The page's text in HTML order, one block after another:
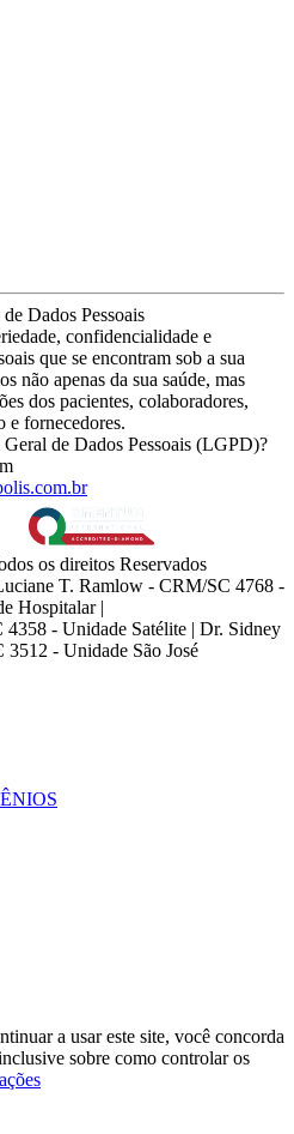
Dados Pessoais
confidencialidade e
que se encontram sob a sua
não apenas da sua saúde, mas
dos pacientes, colaboradores,
e fornecedores.
de Dados Pessoais (LGPD)?
os direitos Reservados
T. Ramlow - CRM/SC 4768 -
Hospitalar |
- Unidade Satélite | Dr. Sidney
- Unidade São José
a usar este site, você concorda
sobre como controlar os